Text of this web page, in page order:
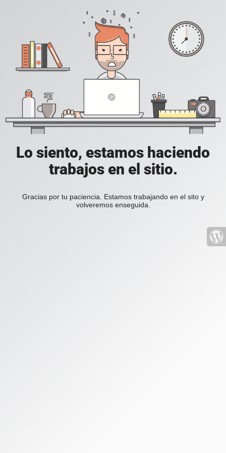
Lo siento, estamos haciendo
trabajos en el sitio.
Gracias por tu paciencia. Estamos trabajando en el sito y
volveremos enseguida.